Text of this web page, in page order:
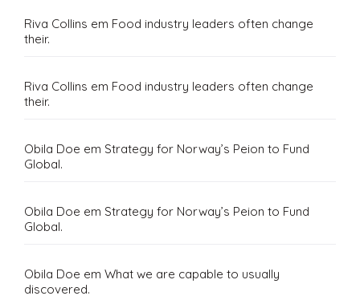
Riva Collins em Food industry leaders often change
their.
Riva Collins em Food industry leaders often change
their.
Obila Doe em Strategy for Norway’s Peion to Fund
Global.
Obila Doe em Strategy for Norway’s Peion to Fund
Global.
Obila Doe em What we are capable to usually
discovered.